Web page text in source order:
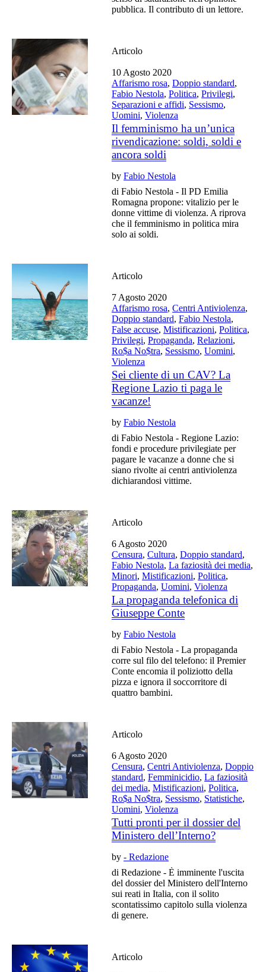
pubblica. Il contributo di un lettore.
Articolo
10 Agosto 2020
Affarismo rosa,Doppio standard,
Fabio Nestola,Politica,Privilegi,
Separazioni e affidi, Sessismo,
Uomini,Violenza
Il femminismo ha un’unica
rivendicazione: soldi, soldi e
ancora soldi
byFabio Nestola
di Fabio Nestola - Il PD Emilia
Romagna propone: vitalizio per le
donne vittime di violenza. A riprova
che il femminismo in politica mira
solo ai soldi.
Articolo
7 Agosto 2020
Affarismo rosa,Centri Antiviolenza,
Doppio standard,Fabio Nestola,
False accuse,Mistificazioni,Politica,
Privilegi,Propaganda,Relazioni,
Ro$a No$tra, Sessismo,Uomini,
Violenza
Sei cliente di un CAV? La
Regione Lazio ti paga le
vacanze!
byFabio Nestola
di Fabio Nestola - Regione Lazio:
fondi e procedure privilegiate per
pagare le vacanze a donne che si
siano rivolte ai centri antiviolenza
dichiarandosi vittime.
Articolo
6 Agosto 2020
Censura,Cultura,Doppio standard,
Fabio Nestola,La faziosità dei media,
Minori,Mistificazioni,Politica,
Propaganda,Uomini,Violenza
La propaganda telefonica di
Giuseppe Conte
byFabio Nestola
di Fabio Nestola - La propaganda
corre sul filo del telefono: il Premier
Conte encomia il poliziotto della
pizza e ignora il soccorritore di
quattro bambini.
Articolo
6 Agosto 2020
Censura,Centri Antiviolenza,Doppio
standard,Femminicidio,La faziosità
dei media,Mistificazioni,Politica,
Ro$a No$tra, Sessismo, Statistiche,
Uomini,Violenza
Tutti pronti per il dossier del
Ministero dell’Interno?
by- Redazione
di Redazione - È imminente l'uscita
del dossier del Ministero dell'Interno
sui reati in Italia, con il solito
scontatissimo capitolo sulla violenza
di genere.
Articolo